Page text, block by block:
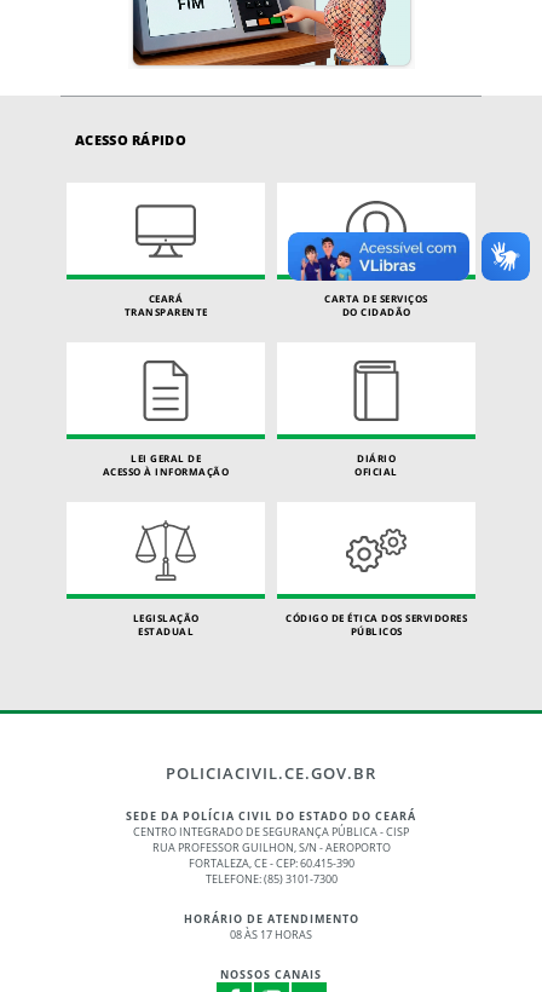
ACESSO RÁPIDO
CEARÁ
TRANSPARENTE
CARTA DE SERVIÇOS
DO CIDADÃO
LEI GERAL DE
ACESSO À INFORMAÇÃO
DIÁRIO
OFICIAL
LEGISLAÇÃO
ESTADUAL
CÓDIGO DE ÉTICA DOS SERVIDORES
PÚBLICOS
POLICIACIVIL.CE.GOV.BR
SEDE DA POLÍCIA CIVIL DO ESTADO DO CEARÁ
CENTRO INTEGRADO DE SEGURANÇA PÚBLICA - CISP
RUA PROFESSOR GUILHON, S/N - AEROPORTO
FORTALEZA, CE - CEP: 60.415-390
TELEFONE: (85) 3101-7300
HORÁRIO DE ATENDIMENTO
08 ÀS 17 HORAS
NOSSOS CANAIS